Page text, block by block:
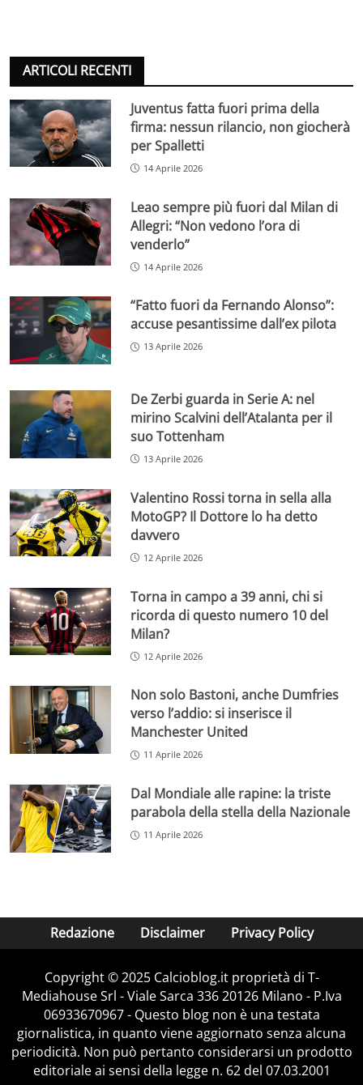
ARTICOLI RECENTI
Juventus fatta fuori prima della
firma: nessun rilancio, non giocherà
per Spalletti
14 Aprile 2026
Leao sempre più fuori dal Milan di
Allegri: “Non vedono l’ora di
venderlo”
14 Aprile 2026
“Fatto fuori da Fernando Alonso”:
accuse pesantissime dall’ex pilota
13 Aprile 2026
De Zerbi guarda in Serie A: nel
mirino Scalvini dell’Atalanta per il
suo Tottenham
13 Aprile 2026
Valentino Rossi torna in sella alla
MotoGP? Il Dottore lo ha detto
davvero
12 Aprile 2026
Torna in campo a 39 anni, chi si
ricorda di questo numero 10 del
Milan?
12 Aprile 2026
Non solo Bastoni, anche Dumfries
verso l’addio: si inserisce il
Manchester United
11 Aprile 2026
Dal Mondiale alle rapine: la triste
parabola della stella della Nazionale
11 Aprile 2026
Redazione Disclaimer Privacy Policy
Copyright © 2025 Calcioblog.it proprietà di T-
Mediahouse Srl - Viale Sarca 336 20126 Milano - P.Iva
06933670967 - Questo blog non è una testata
giornalistica, in quanto viene aggiornato senza alcuna
periodicità. Non può pertanto considerarsi un prodotto
editoriale ai sensi della legge n. 62 del 07.03.2001